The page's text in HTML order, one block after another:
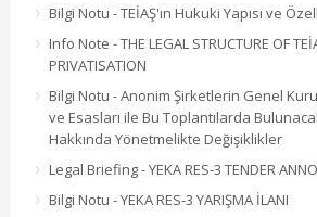
Bilgi Notu - TEİAŞ'ın Hukuki Yapısı ve
Info Note - THE LEGAL STRUCTURE OF
PRIVATISATION
Bilgi Notu - Anonim Şirketlerin Genel
ve Esasları ile Bu Toplantılarda
Hakkında Yönetmelikte Değişiklikler
Legal Briefing - YEKA RES-3 TENDER
Bilgi Notu - YEKA RES-3 YARIŞMA İLANI